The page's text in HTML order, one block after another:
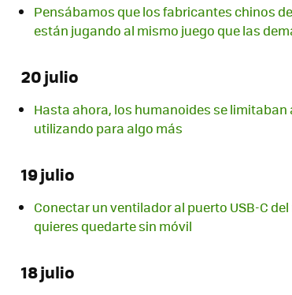
Pensábamos que los fabricantes chinos
están jugando al mismo juego que las
20 julio
Hasta ahora, los humanoides se
utilizando para algo más
19 julio
Conectar un ventilador al puerto USB-C
quieres quedarte sin móvil
18 julio